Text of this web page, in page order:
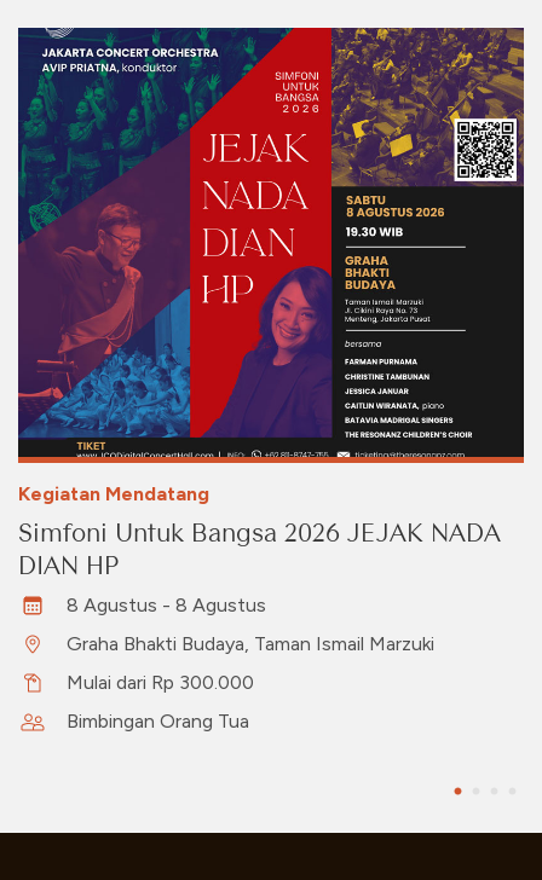
Kegiatan Mendatang
Simfoni Untuk Bangsa 2026 JEJAK NADA
DIAN HP
8 Agustus - 8 Agustus
Graha Bhakti Budaya, Taman Ismail Marzuki
Mulai dari Rp 300.000
Bimbingan Orang Tua